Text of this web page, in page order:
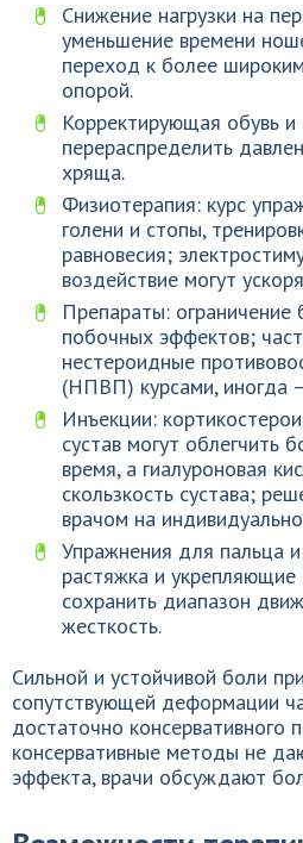
Снижение нагрузки на
уменьшение времени
переход к более
опорой.
Корректирующая обувь
перераспределить
хряща.
Физиотерапия: курс
голени и стопы,
равновесия;
воздействие могут
Препараты: ограничение
побочных эффектов;
нестероидные
(НПВП) курсами, иногда
Инъекции:
сустав могут облегчить
время, а гиалуроновая
скользкость сустава;
врачом на
Упражнения для пальца
растяжка и
сохранить диапазон
жесткость.
Сильной и устойчивой боли
сопутствующей деформации
достаточно консервативного
консервативные методы не
эффекта, врачи обсуждают